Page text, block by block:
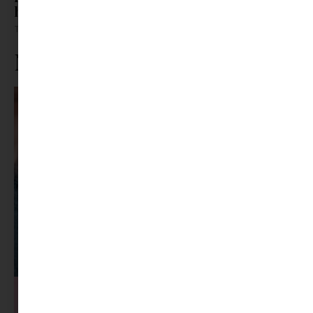
ha átrendeződnek a kapcsolatai
Ne maradj le rólunk